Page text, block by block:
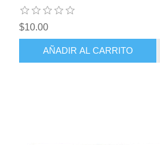
$10.00
AÑADIR AL CARRITO